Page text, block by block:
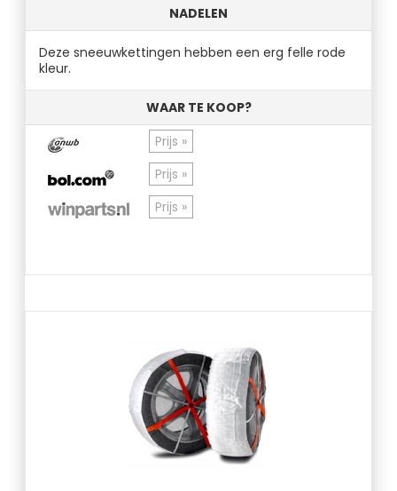
NADELEN
Deze sneeuwkettingen hebben een erg felle rode
kleur.
WAAR TE KOOP?
Prijs »
Prijs »
Prijs »